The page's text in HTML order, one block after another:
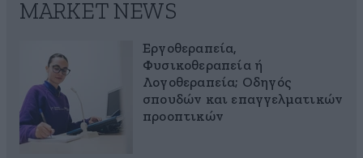
MARKET NEWS
Εργοθεραπεία,
Φυσικοθεραπεία ή
Λογοθεραπεία; Οδηγός
σπουδών και επαγγελματικών
προοπτικών